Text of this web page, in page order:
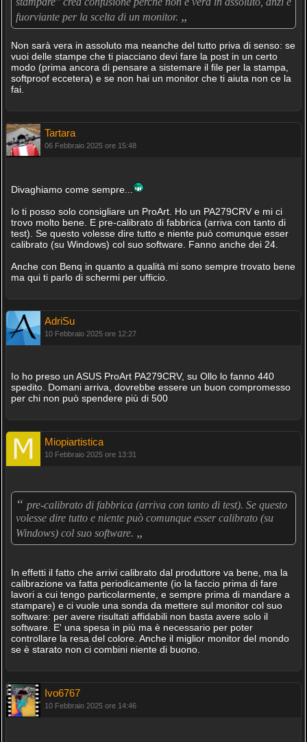
fuorviante per la scelta di un monitor. „
Non sarà vera in assoluto ma neanche del tutto priva di senso: se
vuoi delle stampe che ti piacciano devi fare la post in un certo
modo (prima ancora di pensare a sistemare il file per la stampa,
softproof eccetera) e se non hai un monitor che ti aiuta non ce la
fai.
Tartara
06 Febbraio 2025 ore 15:48
Divaghiamo come sempre...
Io ti posso solo consigliare un ProArt. Ho un PA279CRV e mi ci
trovo molto bene. E pre-calibrato di fabbrica (arriva con tanto di
test). Se questo volesse dire tutto e niente può comunque esser
calibrato (su Windows) col suo software. Fanno anche dei 24.
Anche con Benq in quanto a qualità mi sono sempre trovato bene
ma qui ti parlo di schermi per ufficio.
AdriSu
10 Febbraio 2025 ore 12:27
Io ho preso un ASUS ProArt PA279CRV, su Ollo lo fanno 440
spedito. Domani arriva, dovrebbe essere un buon compromesso
per chi non può spendere più di 500
Miopiartistica
10 Febbraio 2025 ore 13:31
“ pre-calibrato di fabbrica (arriva con tanto di test). Se questo
volesse dire tutto e niente può comunque esser calibrato (su
Windows) col suo software. „
In effetti il fatto che arrivi calibrato dal produttore va bene, ma la
calibrazione va fatta periodicamente (io la faccio prima di fare
lavori a cui tengo particolarmente, e sempre prima di mandare a
stampare) e ci vuole una sonda da mettere sul monitor col suo
software: per avere risultati affidabili non basta avere solo il
software. E' una spesa in più ma è necessario per poter
controllare la resa del colore. Anche il miglior monitor del mondo
se è starato non ci combini niente di buono.
Ivo6767
10 Febbraio 2025 ore 14:46